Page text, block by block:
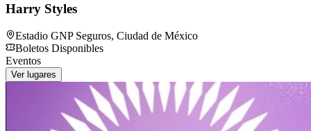
Harry Styles
Estadio GNP Seguros, Ciudad de México
Boletos Disponibles
Eventos
Ver lugares